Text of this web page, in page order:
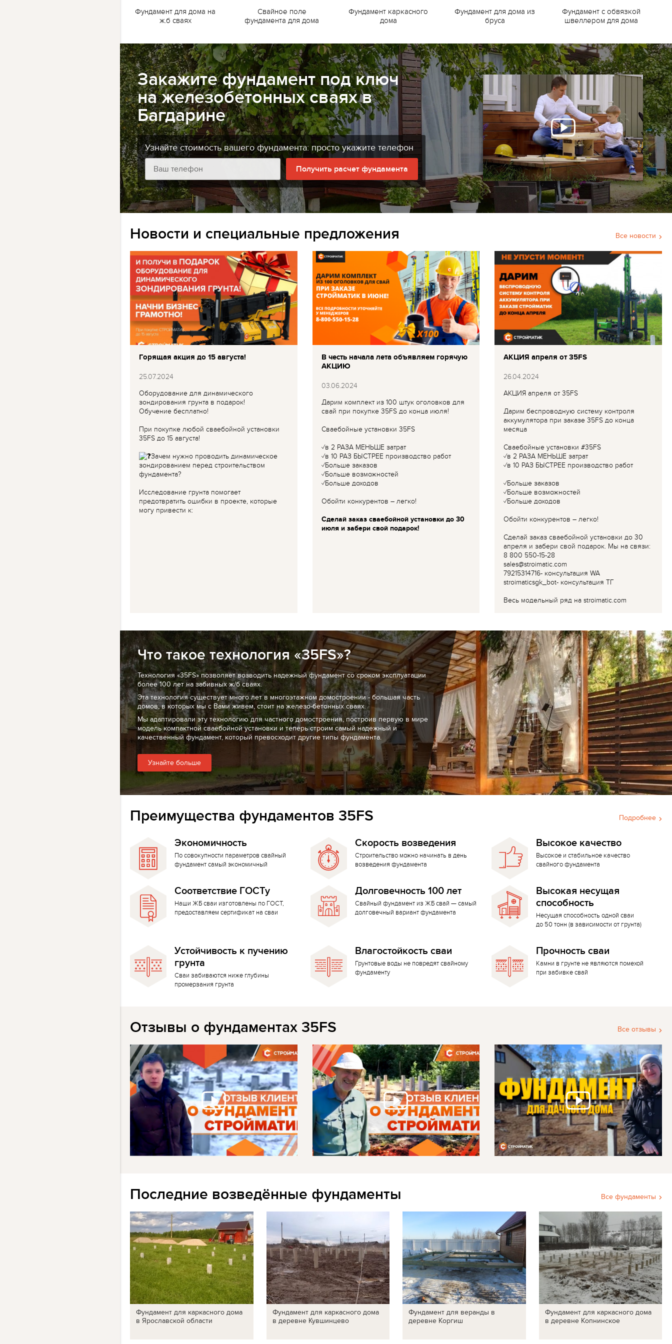
Фундамент для дома на
ж.б сваях
Свайное поле
фундамента для дома
Фундамент каркасного
дома
Фундамент для дома из
бруса
Фундамент с обвязкой
швеллером для дома
Закажите фундамент под ключ
на железобетонных сваях в
Багдарине
Узнайте стоимость вашего фундамента: просто укажите телефон
Получить расчет фундамента
Все новости
Новости и специальные предложения
Горящая акция до 15 августа!
25.07.2024
Оборудование для динамического
зондирования грунта в подарок!
Обучение бесплатно!
При покупке любой сваебойной установки
35FS до 15 августа!
Зачем нужно проводить динамическое
зондированием перед строительством
фундамента?
Исследование грунта помогает
предотвратить ошибки в проекте, которые
могу привести к:
В честь начала лета объявляем горячую
АКЦИЮ
03.06.2024
Дарим комплект из 100 штук оголовков для
свай при покупке 35FS до конца июля!
Сваебойные установки 35FS
✓в 2 РАЗА МЕНЬШЕ затрат
✓в 10 РАЗ БЫСТРЕЕ производство работ
✓Больше заказов
✓Больше возможностей
✓Больше доходов
Обойти конкурентов – легко!
Сделай заказ сваебойной установки до 30
июля и забери свой подарок!
АКЦИЯ апреля от 35FS
26.04.2024
АКЦИЯ апреля от 35FS
Дарим беспроводную систему контроля
аккумулятора при заказе 35FS до конца
месяца
Сваебойные установки #35FS
✓в 2 РАЗА МЕНЬШЕ затрат
✓в 10 РАЗ БЫСТРЕЕ производство работ
✓Больше заказов
✓Больше возможностей
✓Больше доходов
Обойти конкурентов – легко!
Сделай заказ сваебойной установки до 30
апреля и забери свой подарок. Мы на связи:
8 800 550-15-28
sales@stroimatic.com
79215314716- консультация WA
stroimaticsgk_bot- консультация ТГ
Весь модельный ряд на stroimatic.com
Что такое технология «35FS»?
Технология «35FS» позволяет возводить надежный фундамент со сроком эксплуатации
более 100 лет на забивных ж/б сваях.
Эта технология существует много лет в многоэтажном домостроении - большая часть
домов, в которых мы с Вами живем, стоит на железо-бетонных сваях.
Мы адаптировали эту технологию для частного домостроения, построив первую в мире
модель компактной сваебойной установки и теперь строим самый надежный и
качественный фундамент, который превосходит другие типы фундамента.
Узнайте больше
Подробнее
Преимущества фундаментов 35FS
Экономичность
По совокупности параметров свайный
фундамент самый экономичный
Скорость возведения
Строительство можно начинать в день
возведения фундамента
Высокое качество
Высокое и стабильное качество
свайного фундамента
Соответствие ГОСТу
Наши ЖБ сваи изготовлены по ГОСТ,
предоставляем сертификат на сваи
Долговечность 100 лет
Свайный фундамент из ЖБ свай — самый
долговечный вариант фундамента
Высокая несущая
способность
Несущая способность одной сваи
до 50 тонн (в зависимости от грунта)
Устойчивость к пучению
грунта
Сваи забиваются ниже глубины
промерзания грунта
Влагостойкость сваи
Грунтовые воды не повредят свайному
фундаменту
Прочность сваи
Камни в грунте не являются помехой
при забивке свай
Все отзывы
Отзывы о фундаментах 35FS
Все фундаменты
Последние возведённые фундаменты
Фундамент для каркасного дома
в Ярославской области
Фундамент для каркасного дома
в деревне Кувшинцево
Фундамент для веранды в
деревне Коргиш
Фундамент для каркасного дома
в деревне Копнинское